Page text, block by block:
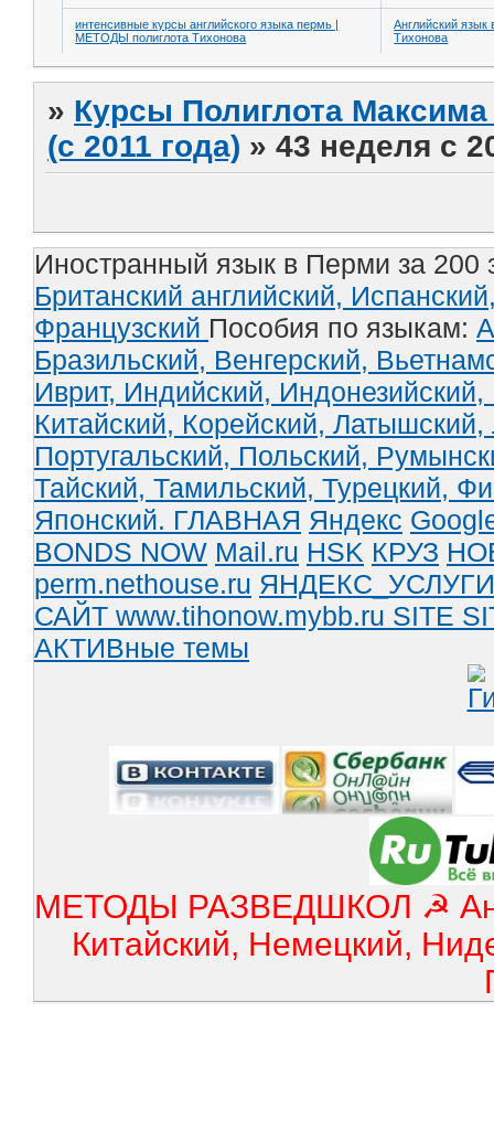
интенсивные курсы английского языка пермь |
МЕТОДЫ полиглота Тихонова
Английский
Тихонова
» Курсы Полиглота
(с 2011 года) »43 неделя с
Иностранный язык в Перми за 200
Британский английский,
Французский Пособия по языкам:
Бразильский, Венгерский,
Иврит, Индийский, Индонезийский,
Китайский, Корейский, Латышский,
Португальский, Польский,
Тайский, Тамильский, Турецкий,
Японский. ГЛАВНАЯ Яндекс
BONDS NOW Mail.ru HSK КРУЗ
perm.nethouse.ru ЯНДЕКС_УСЛУГИ
САЙТ www.tihonow.mybb.ru SITE
АКТИВные темы
МЕТОДЫ РАЗВЕДШКОЛ ☭
Китайский, Немецкий,